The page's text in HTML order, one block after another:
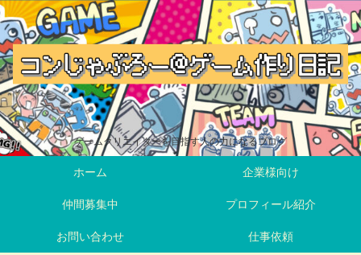
ゲームクリエイターを目指す人の力になるブログ
ホーム 企業様向け
仲間募集中 プロフィール紹介
お問い合わせ 仕事依頼